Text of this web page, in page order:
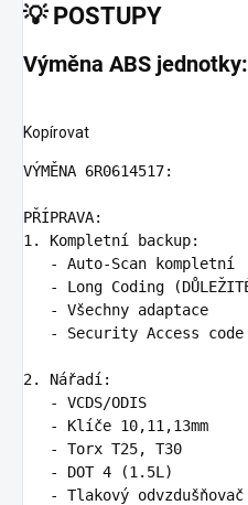
💡 POSTUPY
Výměna ABS jednotky:
Kopírovat
VÝMĚNA 6R0614517:
1.
   -
   -
   -
   -
Security Access code
2.
   -
   -
   -
   -
   -
Tlakový odvzdušňovač